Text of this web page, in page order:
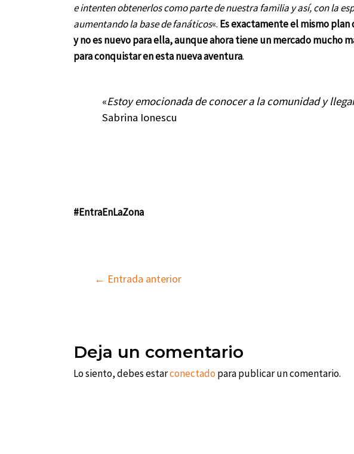
e intenten obtenerlos como parte de nuestra familia y así, con la
aumentando la base de fanáticos«. Es exactamente el mismo plan
y no es nuevo para ella, aunque ahora tiene un mercado mucho
para conquistar en esta nueva aventura.
«Estoy emocionada de conocer a la comunidad y
Sabrina Ionescu
#EntraEnLaZona
Navegación
← Entrada anterior
Deja un comentario
Lo siento, debes estarconectado para publicar un comentario.